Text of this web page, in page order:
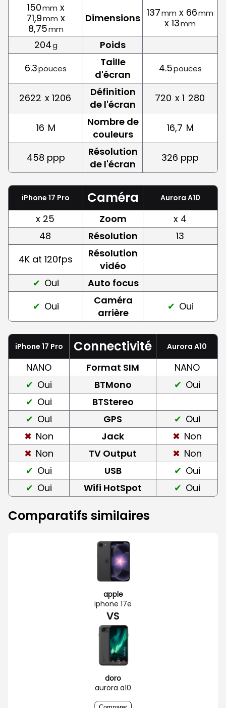
150mm x
71,9mm x
8,75mm
Dimensions 137mm x 66mm
x 13mm
204g
Poids
6.3pouces
Taille
d'écran
4.5pouces
2622 x 1206
Définition
de l'écran
720 x 1 280
16 M
Nombre de
couleurs
16,7 M
458 ppp
Résolution
de l'écran
326 ppp
iPhone 17 Pro Caméra Aurora A10
x 25 Zoom
x 4
48
Résolution
13
4K at 120fps
Résolution
vidéo
Oui
Auto focus
Oui
Caméra
arrière
Oui
iPhone 17 Pro Connectivité Aurora A10
NANO Format SIM
NANO
Oui
BTMono
Oui
Oui
BTStereo
Oui
GPS
Oui
Non
Jack
Non
Non
TV Output
Non
Oui
USB
Oui
Oui
Wifi HotSpot Oui
Comparatifs similaires
apple
iphone 17e
VS
doro
aurora a10